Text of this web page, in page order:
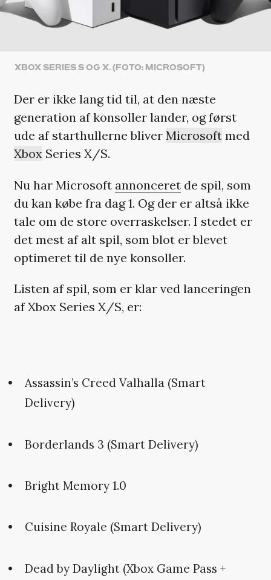
XBOX SERIES S OG X. (FOTO: MICROSOFT)
Der er ikke lang tid til, at den næste
generation af konsoller lander, og først
ude af starthullerne bliver Microsoftmed
XboxSeries X/S.
Nu har Microsoft annonceretde spil, som
du kan købe fra dag 1. Og der er altså ikke
tale om de store overraskelser. I stedet er
det mest af alt spil, som blot er blevet
optimeret til de nye konsoller.
Listen af spil, som er klar ved lanceringen
af Xbox Series X/S, er:
Assassin’s Creed Valhalla (Smart
Delivery)
Borderlands 3 (Smart Delivery)
Bright Memory 1.0
Cuisine Royale (Smart Delivery)
Dead by Daylight (Xbox Game Pass +